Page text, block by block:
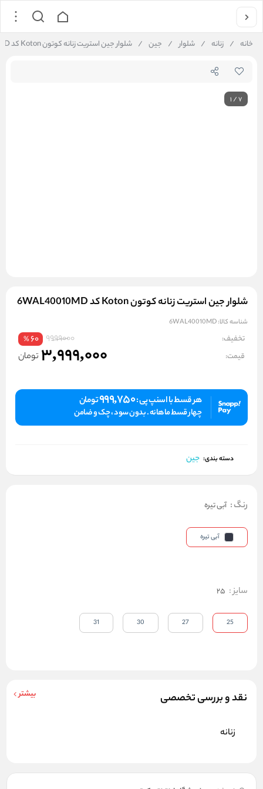
خانه / زنانه / شلوار / جین / شلوار جین استریت زنانه کوتون Koton کد 6WAL40010MD
1/7
شلوار جین استریت زنانه کوتون Koton کد 6WAL40010MD
شناسه کالا:6WAL40010MD
تخفیف: 9999000
60
%
قیمت: 3,999,000 تومان
هر قسط با اسنپ پی :999,750تومان
چهار قسط ماهانه . بدون سود ، چک و ضامن
دسته بندی: جین
نقد و بررسی تخصصی بیشتر
زنانه
رنگ: آبی تیره
آبی تیره
سایز:
25
25
27
30
31